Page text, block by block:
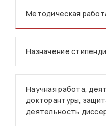
Методическая
Назначение
Научная работа,
докторантуры,
деятельность